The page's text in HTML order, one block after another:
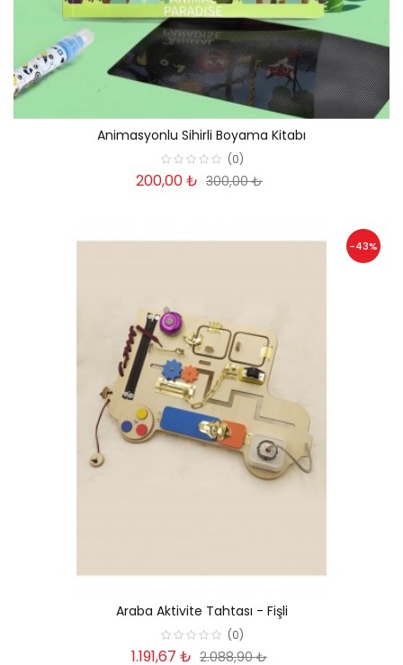
Animasyonlu Sihirli Boyama Kitabı
(0)
200,00 ₺ 300,00 ₺
-43%
Araba Aktivite Tahtası - Fişli
(0)
1.191,67 ₺ 2.088,90 ₺